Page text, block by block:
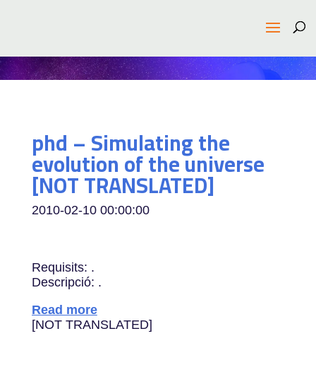
phd – Simulating the
evolution of the universe
[NOT TRANSLATED]
2010-02-10 00:00:00
Requisits: .
Descripció: .
Read more
[NOT TRANSLATED]